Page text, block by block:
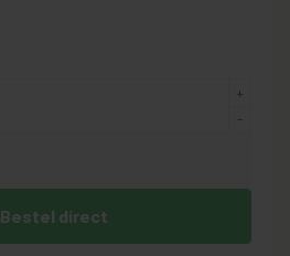
Bestel direct